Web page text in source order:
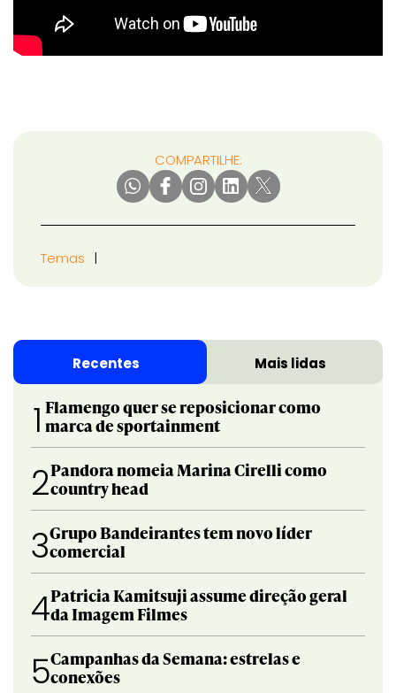
COMPARTILHE:
Temas
Recentes Mais lidas
1 Flamengo quer se reposicionar como
marca de sportainment
2Pandora nomeia Marina Cirelli como
country head
3Grupo Bandeirantes tem novo líder
comercial
4Patricia Kamitsuji assume direção geral
da Imagem Filmes
5Campanhas da Semana: estrelas e
conexões